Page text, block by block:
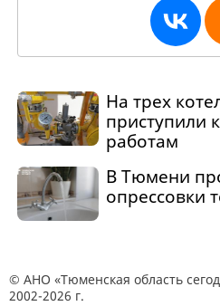
На трех
приступили
работам
В Тюмени
опрессовки
© АНО «Тюменская область
2002-2026 г.